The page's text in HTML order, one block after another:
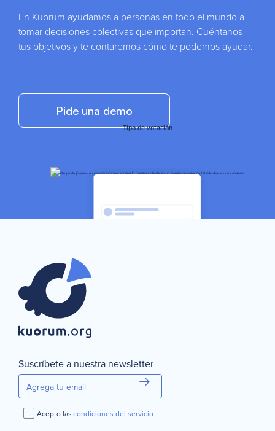
En Kuorum ayudamos a personas en todo el mundo a
tomar decisiones colectivas que importan. Cuéntanos
tus objetivos y te contaremos cómo te podemos ayudar.
Pide una demo
Tipo de votación
Suscríbete a nuestra newsletter
Acepto lascondiciones del servicio